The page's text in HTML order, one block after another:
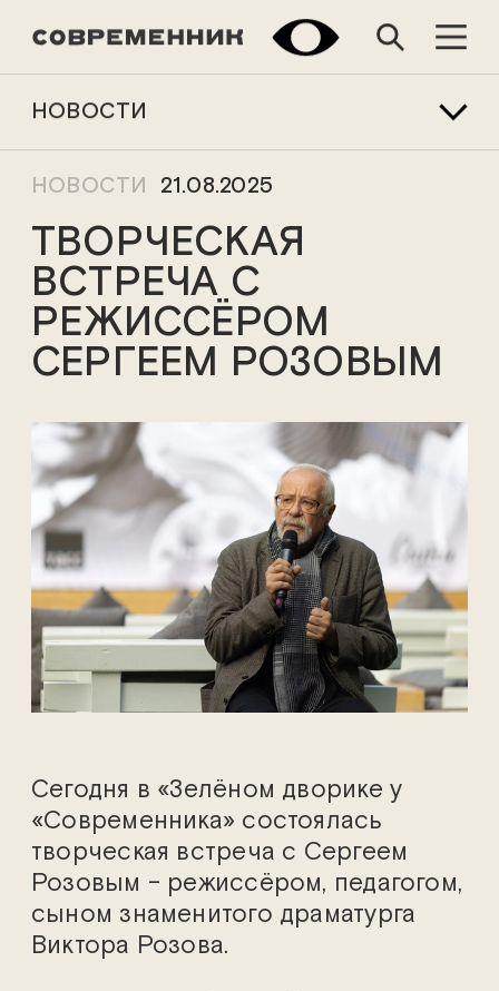
НОВОСТИ
НОВОСТИ 21.08.2025
ТВОРЧЕСКАЯ
ВСТРЕЧА С
РЕЖИССЁРОМ
СЕРГЕЕМ РОЗОВЫМ
Сегодня в «Зелёном дворике у
«Современника» состоялась
творческая встреча с Сергеем
Розовым – режиссёром, педагогом,
сыном знаменитого драматурга
Виктора Розова.